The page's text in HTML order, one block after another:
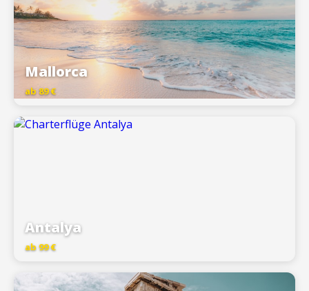
Mallorca
ab 89 €
Antalya
ab 99 €